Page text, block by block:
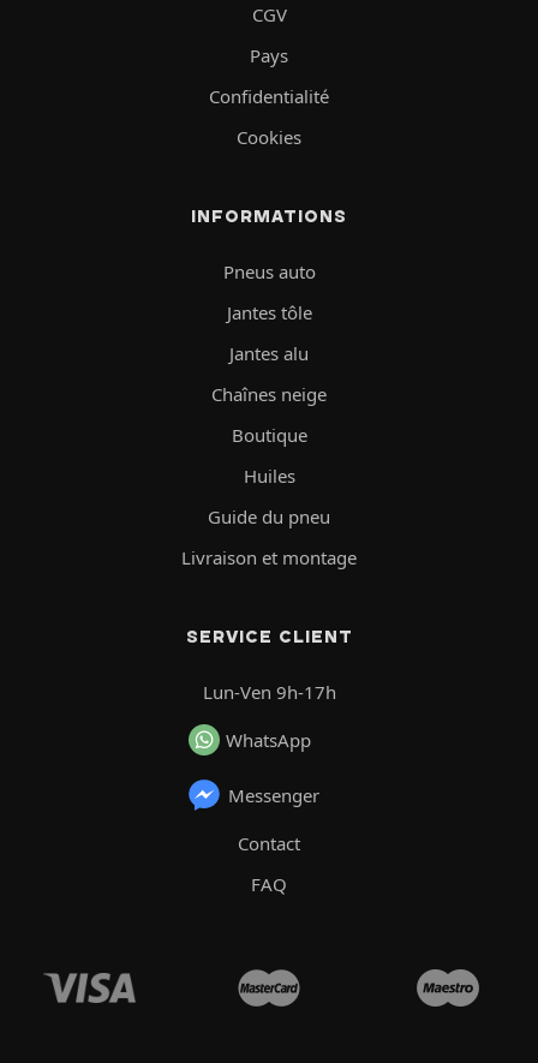
CGV
Pays
Confidentialité
Cookies
INFORMATIONS
Pneus auto
Jantes tôle
Jantes alu
Chaînes neige
Boutique
Huiles
Guide du pneu
Livraison et montage
SERVICE CLIENT
Lun-Ven 9h-17h
WhatsApp
Messenger
Contact
FAQ